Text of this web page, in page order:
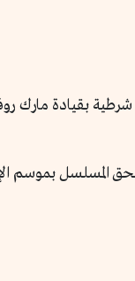
بقيادة مارك
المسلسل بموسم